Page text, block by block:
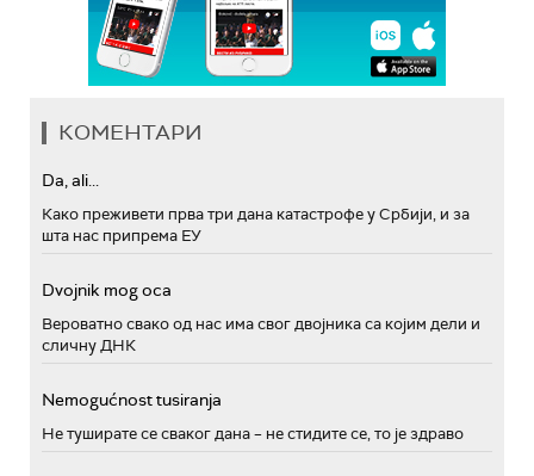
КОМЕНТАРИ
Da, ali...
Како преживети прва три дана катастрофе у Србији, и за
шта нас припрема ЕУ
Dvojnik mog oca
Вероватно свако од нас има свог двојника са којим дели и
сличну ДНК
Nemogućnost tusiranja
Не туширате се сваког дана – не стидите се, то је здраво